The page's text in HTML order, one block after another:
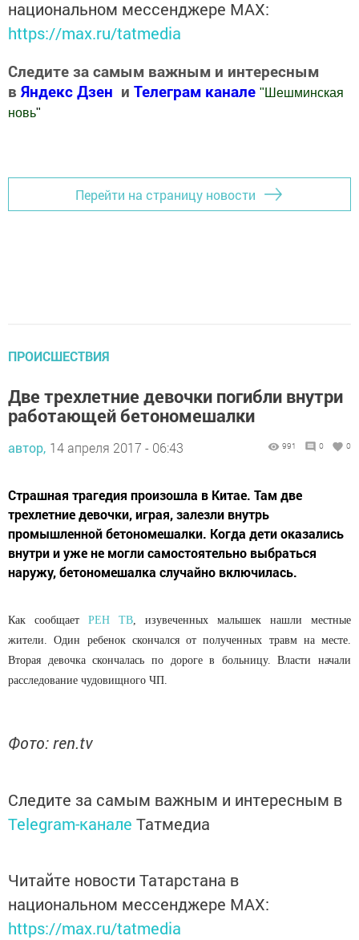
национальном мессенджере MАХ:
https://max.ru/tatmedia
Следите за самым важным и интересным
в Яндекс Дзен и Телеграм канале "Шешминская
новь"
Перейти на страницу новости
ПРОИСШЕСТВИЯ
Две трехлетние девочки погибли внутри
работающей бетономешалки
автор, 14 апреля 2017 - 06:43 991 0 0
Страшная трагедия произошла в Китае. Там две
трехлетние девочки, играя, залезли внутрь
промышленной бетономешалки. Когда дети оказались
внутри и уже не могли самостоятельно выбраться
наружу, бетономешалка случайно включилась.
Как сообщает РЕН ТВ, изувеченных малышек нашли местные
жители. Один ребенок скончался от полученных травм на месте.
Вторая девочка скончалась по дороге в больницу. Власти начали
расследование чудовищного ЧП.
Фото: ren.tv
Следите за самым важным и интересным в
Telegram-канале Татмедиа
Читайте новости Татарстана в
национальном мессенджере MАХ:
https://max.ru/tatmedia